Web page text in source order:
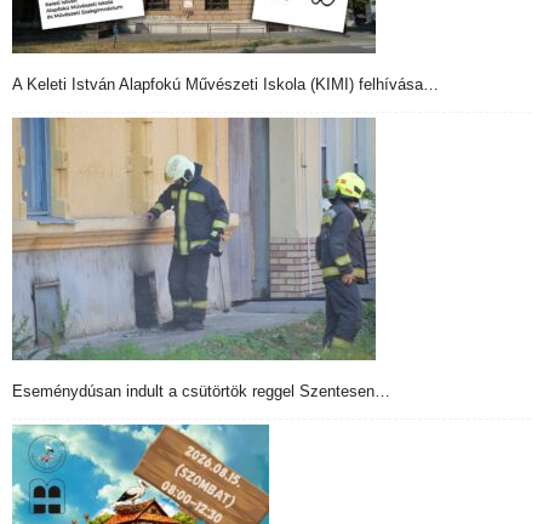
A Keleti István Alapfokú Művészeti Iskola (KIMI) felhívása…
Eseménydúsan indult a csütörtök reggel Szentesen…